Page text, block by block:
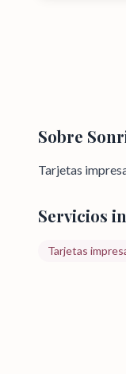
Sobre
Tarjetas
Servicios
Tarjetas